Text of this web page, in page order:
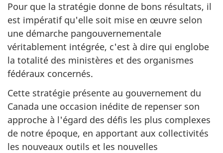
Pour que la stratégie donne de bons résultats, il
est impératif qu'elle soit mise en œuvre selon
une démarche pangouvernementale
véritablement intégrée, c'est à dire qui englobe
la totalité des ministères et des organismes
fédéraux concernés.
Cette stratégie présente au gouvernement du
Canada une occasion inédite de repenser son
approche à l'égard des défis les plus complexes
de notre époque, en apportant aux collectivités
les nouveaux outils et les nouvelles